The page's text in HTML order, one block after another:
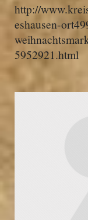
http://
eshausen-
5952921.html